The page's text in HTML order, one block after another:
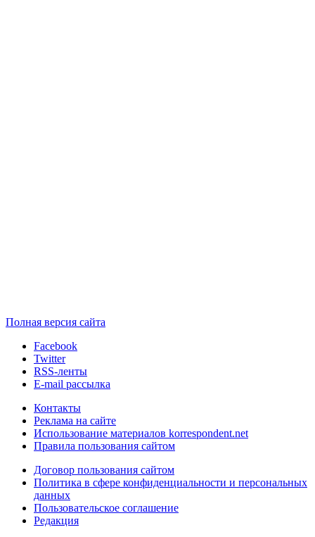
Полная версия сайта
Facebook
Twitter
RSS-ленты
E-mail рассылка
Контакты
Реклама на сайте
Использование материалов korrespondent.net
Правила пользования сайтом
Договор пользования сайтом
Политика в сфере конфиденциальности и персональных
данных
Пользовательское соглашение
Редакция